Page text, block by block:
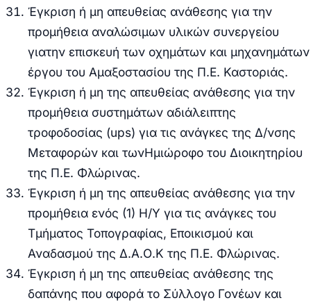
Έγκριση ή μη απευθείας ανάθεσης για την
προμήθεια αναλώσιμων υλικών συνεργείου
γιατην επισκευή των οχημάτων και μηχανημάτων
έργου του Αμαξοστασίου της Π.Ε. Καστοριάς.
Έγκριση ή μη της απευθείας ανάθεσης για την
προμήθεια συστημάτων αδιάλειπτης
τροφοδοσίας (ups) για τις ανάγκες της Δ/νσης
Μεταφορών και τωνΗμιώροφο του Διοικητηρίου
της Π.Ε. Φλώρινας.
Έγκριση ή μη της απευθείας ανάθεσης για την
προμήθεια ενός (1) Η/Υ για τις ανάγκες του
Τμήματος Τοπογραφίας, Εποικισμού και
Αναδασμού της Δ.Α.Ο.Κ της Π.Ε. Φλώρινας.
Έγκριση ή μη της απευθείας ανάθεσης της
δαπάνης που αφορά το Σύλλογο Γονέων και